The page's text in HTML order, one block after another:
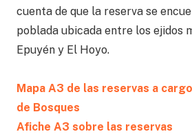
cuenta de que la reserva se
poblada ubicada entre los ejidos
Epuyén y El Hoyo.
Mapa A3 de las reservas a
de Bosques
Afiche A3 sobre las reservas